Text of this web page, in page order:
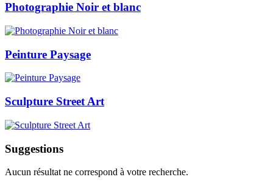
Photographie Noir et blanc
Peinture Paysage
Sculpture Street Art
Suggestions
Aucun résultat ne correspond à votre recherche.